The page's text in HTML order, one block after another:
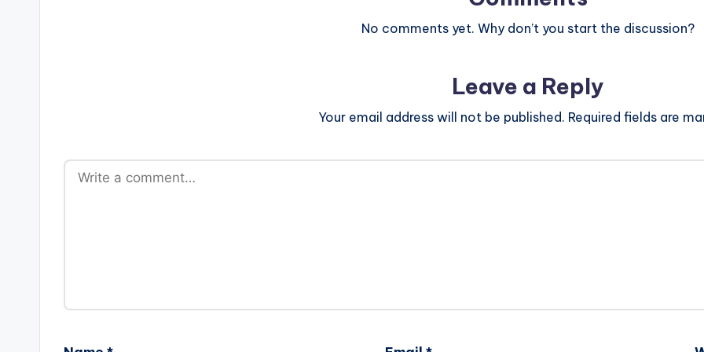
No comments yet. Why don’t you start the discussion?
Leave a Reply
Your email address will not be published. Required fields are